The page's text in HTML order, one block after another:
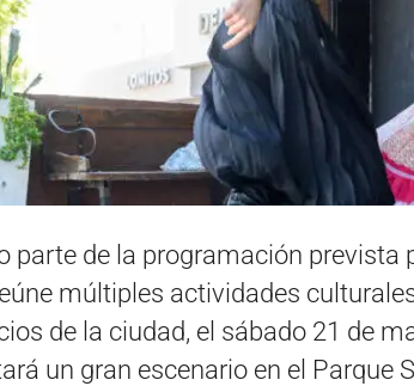
parte de la programación prevista
múltiples actividades
de la ciudad, el sábado 21 de
un gran escenario en el Parque